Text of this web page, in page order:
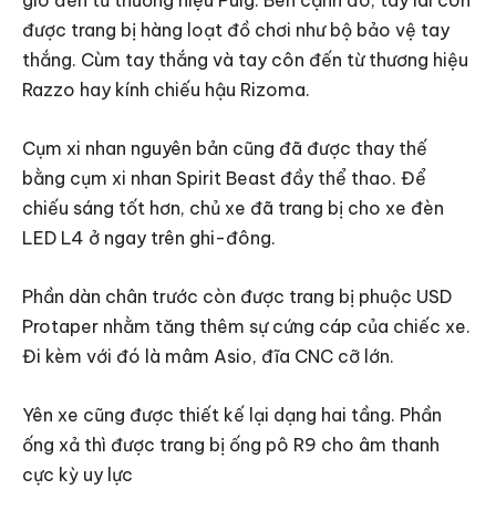
được trang bị hàng loạt đồ chơi như bộ bảo vệ tay
thắng. Cùm tay thắng và tay côn đến từ thương hiệu
Razzo hay kính chiếu hậu Rizoma.
Cụm xi nhan nguyên bản cũng đã được thay thế
bằng cụm xi nhan Spirit Beast đầy thể thao. Để
chiếu sáng tốt hơn, chủ xe đã trang bị cho xe đèn
LED L4 ở ngay trên ghi-đông.
Phần dàn chân trước còn được trang bị phuộc USD
Protaper nhằm tăng thêm sự cứng cáp của chiếc xe.
Đi kèm với đó là mâm Asio, đĩa CNC cỡ lớn.
Yên xe cũng được thiết kế lại dạng hai tầng. Phần
ống xả thì được trang bị ống pô R9 cho âm thanh
cực kỳ uy lực